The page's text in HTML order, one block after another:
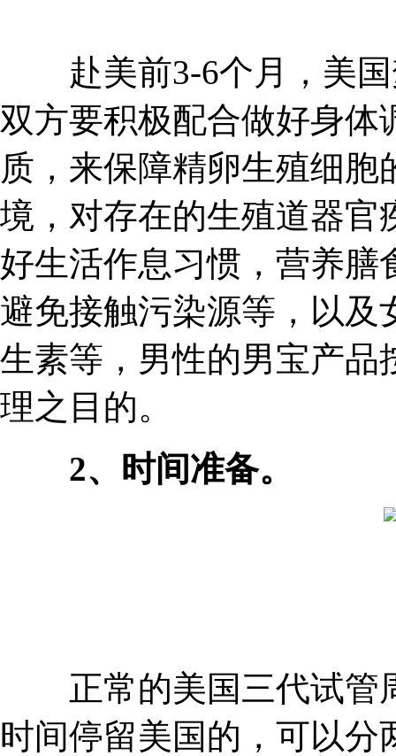
赴美前3-6个月，美国
双方要积极配合做好身体
质，来保障精卵生殖细
境，对存在的生殖道器官
好生活作息习惯，营养膳
避免接触污染源等，以及
生素等，男性的男宝产品
理之目的。
2、时间准备。
正常的美国三代试管
时间停留美国的，可以